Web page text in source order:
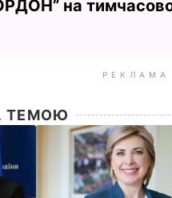
на
РЕКЛАМА
ТЕМОЮ